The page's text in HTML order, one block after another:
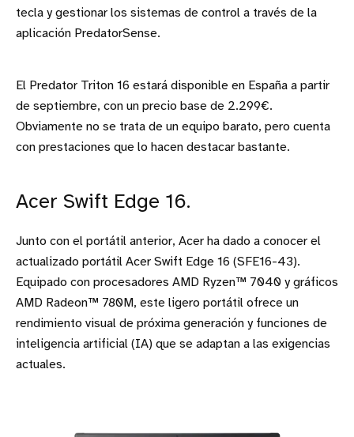
tecla y gestionar los sistemas de control a través de la
aplicación PredatorSense.
El Predator Triton 16 estará disponible en España a partir
de septiembre, con un precio base de 2.299€.
Obviamente no se trata de un equipo barato, pero cuenta
con prestaciones que lo hacen destacar bastante.
Acer Swift Edge 16.
Junto con el portátil anterior, Acer ha dado a conocer el
actualizado portátil Acer Swift Edge 16 (SFE16-43).
Equipado con procesadores AMD Ryzen™ 7040 y gráficos
AMD Radeon™ 780M, este ligero portátil ofrece un
rendimiento visual de próxima generación y funciones de
inteligencia artificial (IA) que se adaptan a las exigencias
actuales.